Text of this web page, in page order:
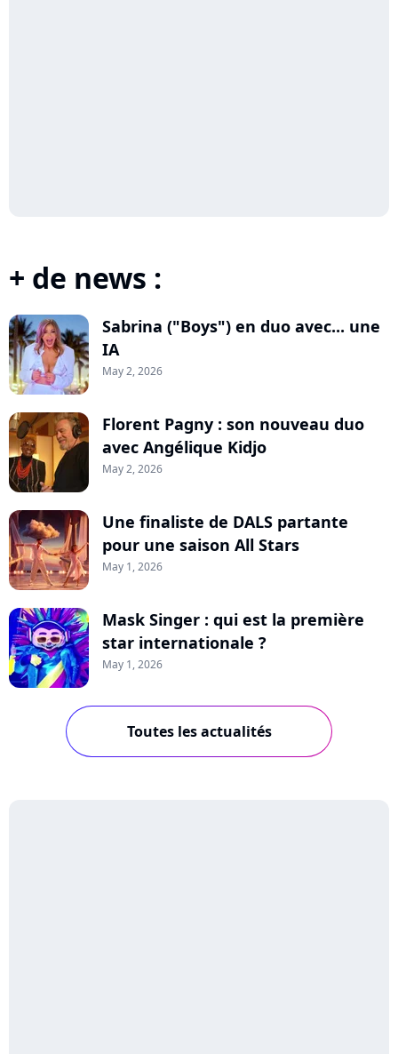
+ de news :
Sabrina ("Boys") en duo avec... une
IA
May 2, 2026
Florent Pagny : son nouveau duo
avec Angélique Kidjo
May 2, 2026
Une finaliste de DALS partante
pour une saison All Stars
May 1, 2026
Mask Singer : qui est la première
star internationale ?
May 1, 2026
Toutes les actualités